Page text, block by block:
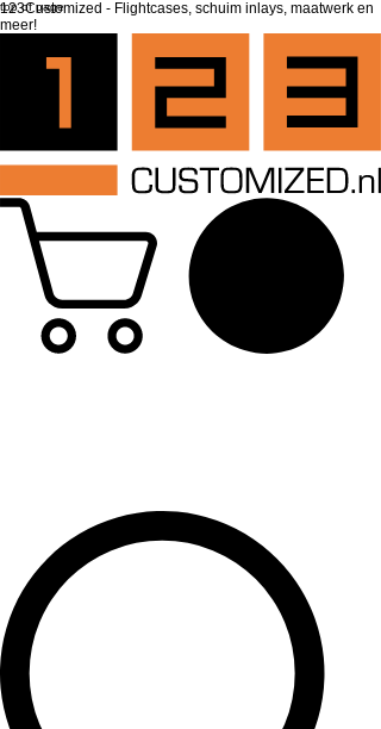
top of page
123Customized - Flightcases, schuim inlays, maatwerk en
meer!